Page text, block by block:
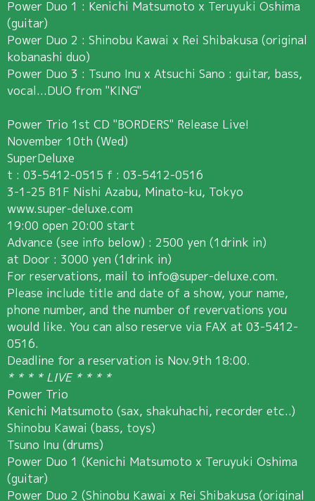
Power Duo 1 : Kenichi Matsumoto x Teruyuki Oshima
(guitar)
Power Duo 2 : Shinobu Kawai x Rei Shibakusa (original
kobanashi duo)
Power Duo 3 : Tsuno Inu x Atsuchi Sano : guitar, bass,
vocal...DUO from "KING"
Power Trio 1st CD "BORDERS" Release Live!
November 10th (Wed)
SuperDeluxe
t : 03-5412-0515 f : 03-5412-0516
3-1-25 B1F Nishi Azabu, Minato-ku, Tokyo
www.super-deluxe.com
19:00 open 20:00 start
Advance (see info below) : 2500 yen (1drink in)
at Door : 3000 yen (1drink in)
For reservations, mail to info@super-deluxe.com.
Please include title and date of a show, your name,
phone number, and the number of revervations you
would like. You can also reserve via FAX at 03-5412-
0516.
Deadline for a reservation is Nov.9th 18:00.
* * * * LIVE * * * *
Power Trio
Kenichi Matsumoto (sax, shakuhachi, recorder etc..)
Shinobu Kawai (bass, toys)
Tsuno Inu (drums)
Power Duo 1 (Kenichi Matsumoto x Teruyuki Oshima
(guitar)
Power Duo 2 (Shinobu Kawai x Rei Shibakusa (original